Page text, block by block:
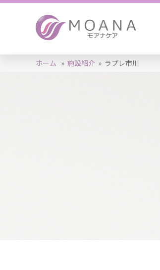
ホーム » 施設紹介 » ラプレ市川